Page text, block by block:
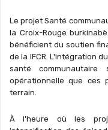
Le projet Santé
la Croix-Rouge
bénéficient du soutien
de la IFCR. L'intégration
santé
opérationnelle que ces
terrain.
À l'heure où les